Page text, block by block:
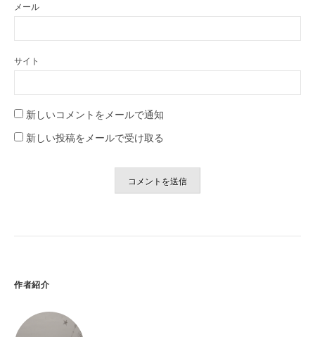
メール
サイト
新しいコメントをメールで通知
新しい投稿をメールで受け取る
作者紹介